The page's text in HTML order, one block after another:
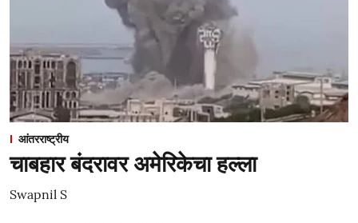
आंतरराष्ट्रीय
चाबहार बंदरावर अमेरिकेचा हल्ला
Swapnil S